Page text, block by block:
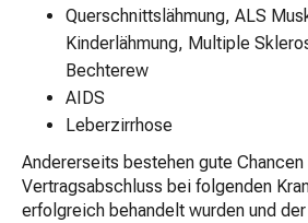
Querschnittslähmung, ALS
Kinderlähmung, Multiple
Bechterew
AIDS
Leberzirrhose
Andererseits bestehen gute Chancen
Vertragsabschluss bei folgenden
erfolgreich behandelt wurden und